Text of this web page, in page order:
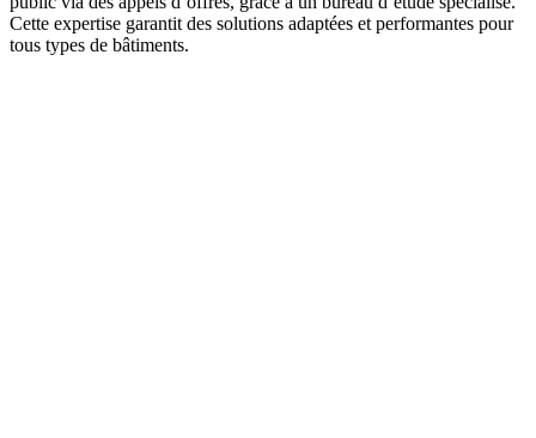
Cette expertise garantit des solutions adaptées et performantes pour
tous types de bâtiments.